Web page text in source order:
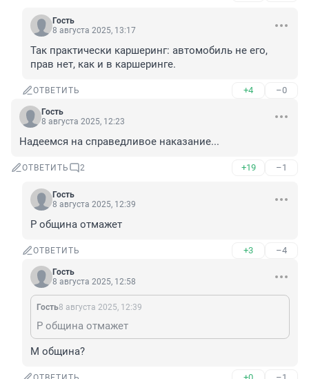
Гость
8 августа 2025, 13:17
Так практически каршеринг: автомобиль не его,
прав нет, как и в каршеринге.
ОТВЕТИТЬ +4 –0
Гость
8 августа 2025, 12:23
Надеемся на справедливое наказание...
ОТВЕТИТЬ 2 +19 –1
Гость
8 августа 2025, 12:39
Р община отмажет
ОТВЕТИТЬ +3 –4
Гость
8 августа 2025, 12:58
Гость8 августа 2025, 12:39
Р община отмажет
М община?